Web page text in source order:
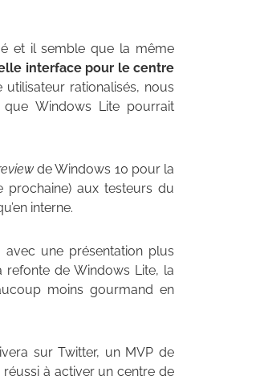
et il semble que la même
interface pour le centre
utilisateur rationalisés, nous
Windows Lite pourrait
de Windows 10 pour la
prochaine) aux testeurs du
interne.
une présentation plus
de Windows Lite, la
moins gourmand en
sur Twitter, un MVP de
réussi à activer un centre de